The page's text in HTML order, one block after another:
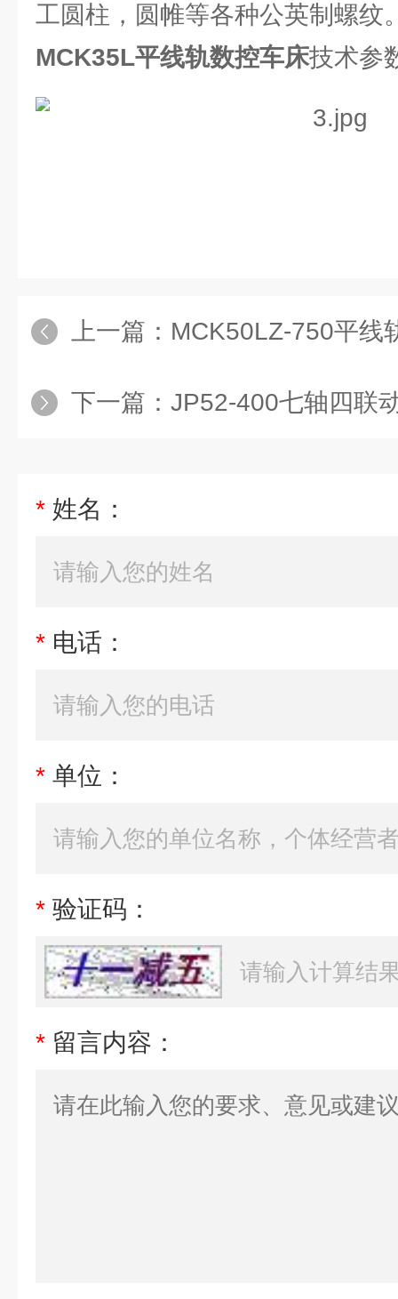
工圆柱，圆帷等各种公英制螺纹
MCK35L平线轨数控车床技术参
上一篇： MCK50LZ-750平线
下一篇： JP52-400七轴四联
* 姓名：
* 电话：
* 单位：
* 验证码：
* 留言内容：